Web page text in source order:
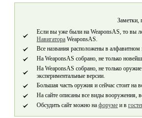
Заметки,
Если вы уже были на WeaponsAS, то вы
Навигатора WeaponsAS.
Все названия расположены в алфавитном
На WeaponsAS собрано, не только
На WeaponsAS собрано, не только
экспериментальные версии.
Большая часть оружия и сейчас стоит на
На сайте описаны все виды вооружения,
Обсудить сайт можно на форуме и в